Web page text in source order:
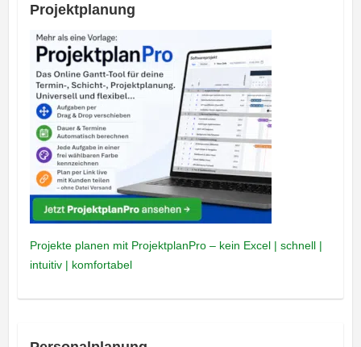
Projektplanung
Projekte planen mit ProjektplanPro – kein Excel | schnell |
intuitiv | komfortabel